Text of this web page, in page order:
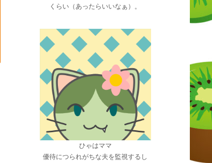
くらい（あったらいいなぁ）。
ひゃはママ
優待につられがちな夫を監視するし